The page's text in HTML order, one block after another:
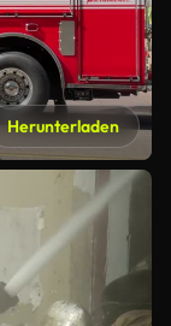
Herunterladen